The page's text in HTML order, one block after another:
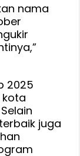
nama
2025
kota
juga